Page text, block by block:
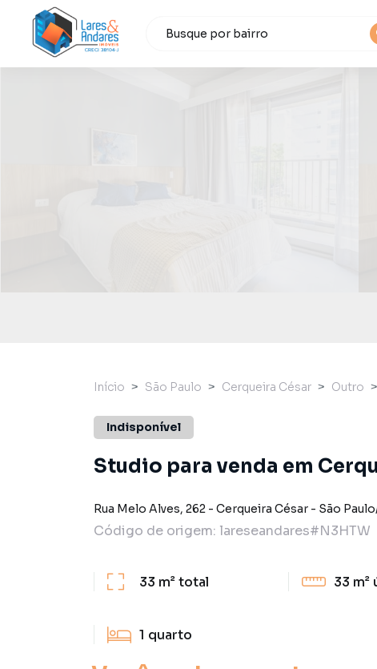
Início São Paulo Cerqueira César Outro
Indisponível
Studio para venda em
Rua Melo Alves, 262 - Cerqueira César - São Paulo
Código de origem: lareseandares#N3HTW
33 m²total 33 m²
1 quarto